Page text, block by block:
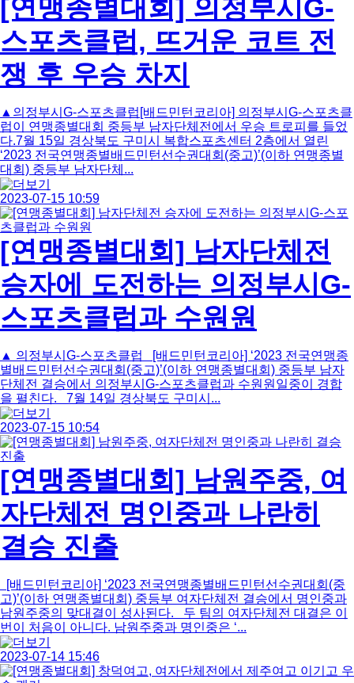
[연맹종별대회] 의정부시G-
스포츠클럽, 뜨거운 코트 전
쟁 후 우승 차지
▲의정부시G-스포츠클럽[배드민턴코리아] 의정부시G-스포츠클
럽이 연맹종별대회 중등부 남자단체전에서 우승 트로피를 들었
다.7월 15일 경상북도 구미시 복합스포츠센터 2층에서 열린
‘2023 전국연맹종별배드민턴선수권대회(중고)’(이하 연맹종별
대회) 중등부 남자단체...
2023-07-15 10:59
[연맹종별대회] 남자단체전
승자에 도전하는 의정부시G-
스포츠클럽과 수원원
▲ 의정부시G-스포츠클럽 [배드민턴코리아] ‘2023 전국연맹종
별배드민턴선수권대회(중고)’(이하 연맹종별대회) 중등부 남자
단체전 결승에서 의정부시G-스포츠클럽과 수원원일중이 경합
을 펼친다. 7월 14일 경상북도 구미시...
2023-07-15 10:54
[연맹종별대회] 남원주중, 여
자단체전 명인중과 나란히
결승 진출
[배드민턴코리아] ‘2023 전국연맹종별배드민턴선수권대회(중
고)’(이하 연맹종별대회) 중등부 여자단체전 결승에서 명인중과
남원주중의 맞대결이 성사된다. 두 팀의 여자단체전 대결은 이
번이 처음이 아니다. 남원주중과 명인중은 ‘...
2023-07-14 15:46